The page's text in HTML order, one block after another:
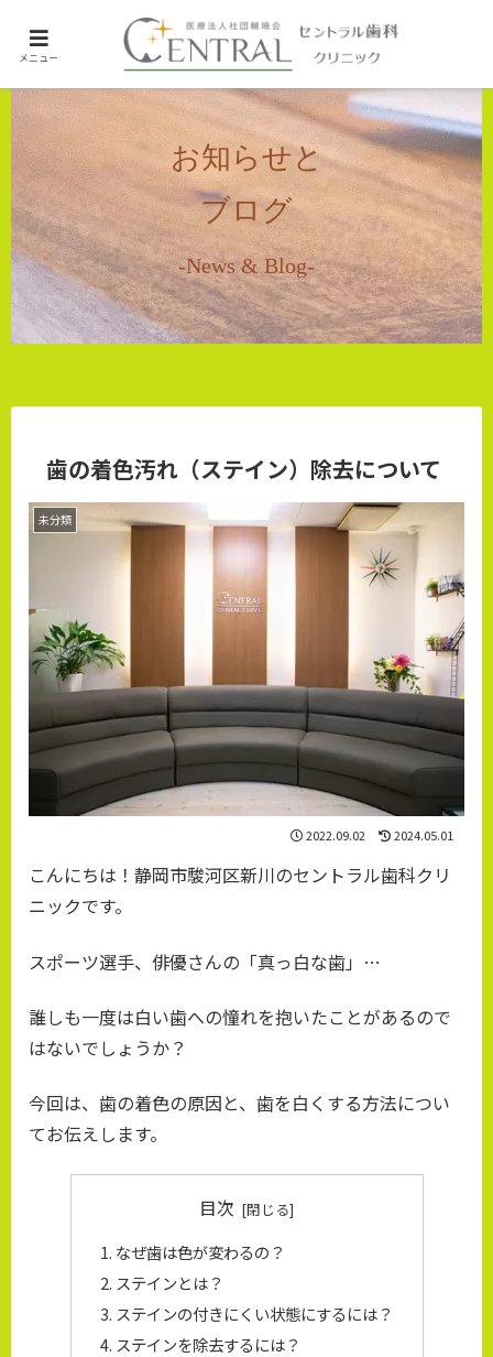
お知らせと
ブログ
-News & Blog-
ホーム
未分類
歯の着色汚れ（ステイン）除去について
未分類
2022.09.02 2024.05.01
こんにちは！静岡市駿河区新川のセントラル歯科クリ
ニックです。
スポーツ選手、俳優さんの「真っ白な歯」…
誰しも一度は白い歯への憧れを抱いたことがあるので
はないでしょうか？
今回は、歯の着色の原因と、歯を白くする方法につい
てお伝えします。
目次
なぜ歯は色が変わるの？
ステインとは？
ステインの付きにくい状態にするには？
ステインを除去するには？
メニュー